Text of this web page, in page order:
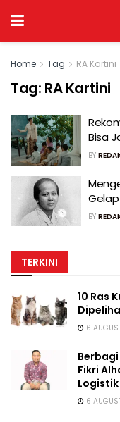
Home Tag RA Kartini
Tag: RA Kartini
Bisa
BY
BY
TERKINI
10 Ras
6
Fikri
Logistik
6